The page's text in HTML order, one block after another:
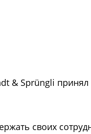
& Sprüngli
своих